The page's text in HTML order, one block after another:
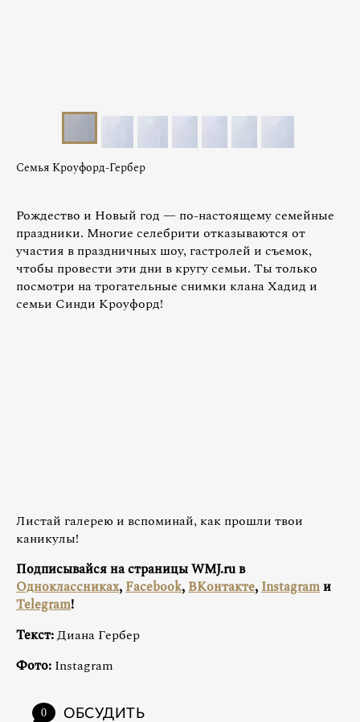
Семья Кроуфорд-Гербер
Рождество и Новый год — по-настоящему семейные
праздники. Многие селебрити отказываются от
участия в праздничных шоу, гастролей и съемок,
чтобы провести эти дни в кругу семьи. Ты только
посмотри на трогательные снимки клана Хадид и
семьи Синди Кроуфорд!
Листай галерею и вспоминай, как прошли твои
каникулы!
Подписывайся на страницы WMJ.ru в
Одноклассниках, Facebook, ВКонтакте, Instagramи
Telegram!
Текст:Диана Гербер
Фото: Instagram
0 ОБСУДИТЬ